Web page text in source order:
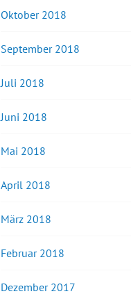
Oktober 2018
September 2018
Juli 2018
Juni 2018
Mai 2018
April 2018
März 2018
Februar 2018
Dezember 2017